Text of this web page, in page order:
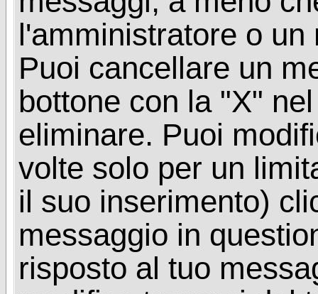
l'amministratore o
Puoi cancellare un
bottone con la "X"
eliminare. Puoi
volte solo per un
il suo inserimento)
messaggio in
risposto al tuo